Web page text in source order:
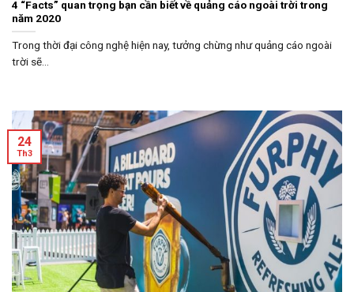
4 “Facts” quan trọng bạn cần biết về quảng cáo ngoài trời trong
năm 2020
Trong thời đại công nghệ hiện nay, tưởng chừng như quảng cáo ngoài
trời sẽ...
24
Th3